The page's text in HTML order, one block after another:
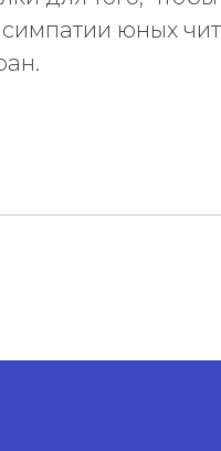
симпатии юных